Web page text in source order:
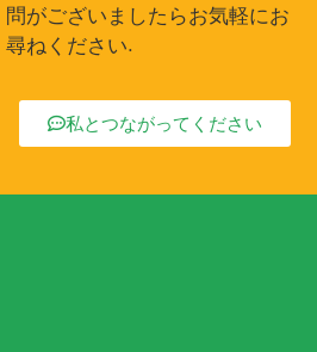
問がございましたらお気軽にお
尋ねください.
私とつながってください